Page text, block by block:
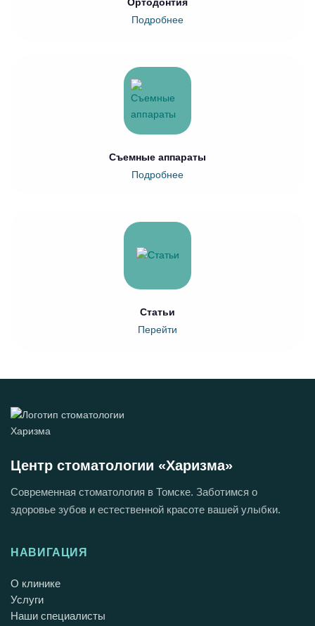
Ортодонтия
Подробнее
Съемные аппараты
Подробнее
Статьи
Перейти
Центр стоматологии «Харизма»
Современная стоматология в Томске. Заботимся о
здоровье зубов и естественной красоте вашей улыбки.
НАВИГАЦИЯ
О клинике
Услуги
Наши специалисты